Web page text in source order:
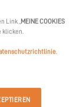
mit einer
und einer
B.
Link „MEINE COOKIES
klicken.
.